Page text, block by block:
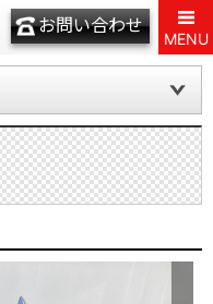
お問い合わせ
MENU